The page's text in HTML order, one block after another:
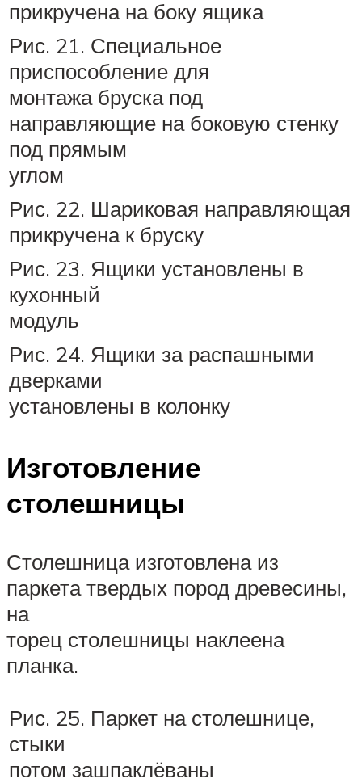
прикручена на боку ящика
Рис. 21. Специальное
приспособление для
монтажа бруска под
направляющие на боковую стенку
под прямым
углом
Рис. 22. Шариковая направляющая
прикручена к бруску
Рис. 23. Ящики установлены в
кухонный
модуль
Рис. 24. Ящики за распашными
дверками
установлены в колонку
Изготовление
столешницы
Столешница изготовлена из
паркета твердых пород древесины,
на
торец столешницы наклеена
планка.
Рис. 25. Паркет на столешнице,
стыки
потом зашпаклёваны